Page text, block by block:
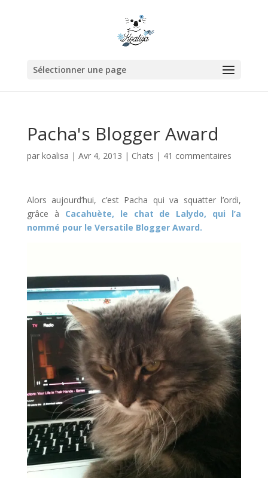
Sélectionner une page
Pacha's Blogger Award
par koalisa | Avr 4, 2013 | Chats | 41 commentaires
Alors aujourd’hui, c’est Pacha qui va squatter l’ordi,
grâce à Cacahuète, le chat de Lalydo, qui l’a
nommé pour le Versatile Blogger Award.